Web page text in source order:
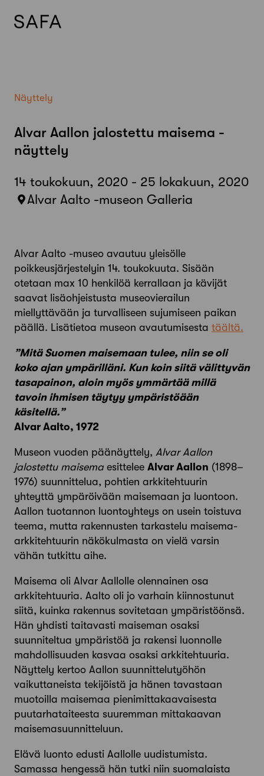
Näyttely
Alvar Aallon jalostettu maisema -
näyttely
14 toukokuun, 2020 - 25 lokakuun, 2020
Alvar Aalto -museon Galleria
Alvar Aalto -museo avautuu yleisölle
poikkeusjärjestelyin 14. toukokuuta. Sisään
otetaan max 10 henkilöä kerrallaan ja kävijät
saavat lisäohjeistusta museovierailun
miellyttävään ja turvalliseen sujumiseen paikan
päällä. Lisätietoa museon avautumisesta täältä.
”Mitä Suomen maisemaan tulee, niin se oli
koko ajan ympärilläni. Kun koin siitä välittyvän
tasapainon, aloin myös ymmärtää millä
tavoin ihmisen täytyy ympäristöään
käsitellä.”
Alvar Aalto, 1972
Museon vuoden päänäyttely, Alvar Aallon
jalostettu maisema esittelee Alvar Aallon (1898–
1976) suunnittelua, pohtien arkkitehtuurin
yhteyttä ympäröivään maisemaan ja luontoon.
Aallon tuotannon luontoyhteys on usein toistuva
teema, mutta rakennusten tarkastelu maisema-
arkkitehtuurin näkökulmasta on vielä varsin
vähän tutkittu aihe.
Maisema oli Alvar Aallolle olennainen osa
arkkitehtuuria. Aalto oli jo varhain kiinnostunut
siitä, kuinka rakennus sovitetaan ympäristöönsä.
Hän yhdisti taitavasti maiseman osaksi
suunniteltua ympäristöä ja rakensi luonnolle
mahdollisuuden kasvaa osaksi arkkitehtuuria.
Näyttely kertoo Aallon suunnittelutyöhön
vaikuttaneista tekijöistä ja hänen tavastaan
muotoilla maisemaa pienimittakaavaisesta
puutarhataiteesta suuremman mittakaavan
maisemasuunnitteluun.
Elävä luonto edusti Aallolle uudistumista.
Samassa hengessä hän tutki niin suomalaista